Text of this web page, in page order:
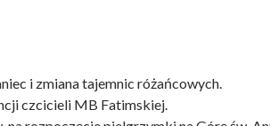
i zmiana tajemnic różańcowych.
czcicieli MB Fatimskiej.